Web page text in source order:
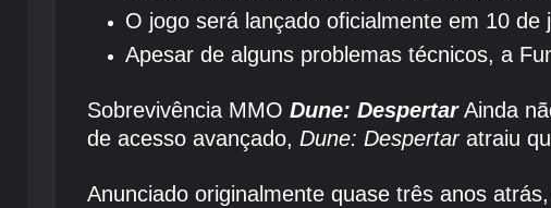
O jogo será lançado oficialmente em 10
Apesar de alguns problemas técnicos, a
Sobrevivência MMO Dune: DespertarAinda
de acesso avançado, Dune: Despertaratraiu
Anunciado originalmente quase três anos atrás,